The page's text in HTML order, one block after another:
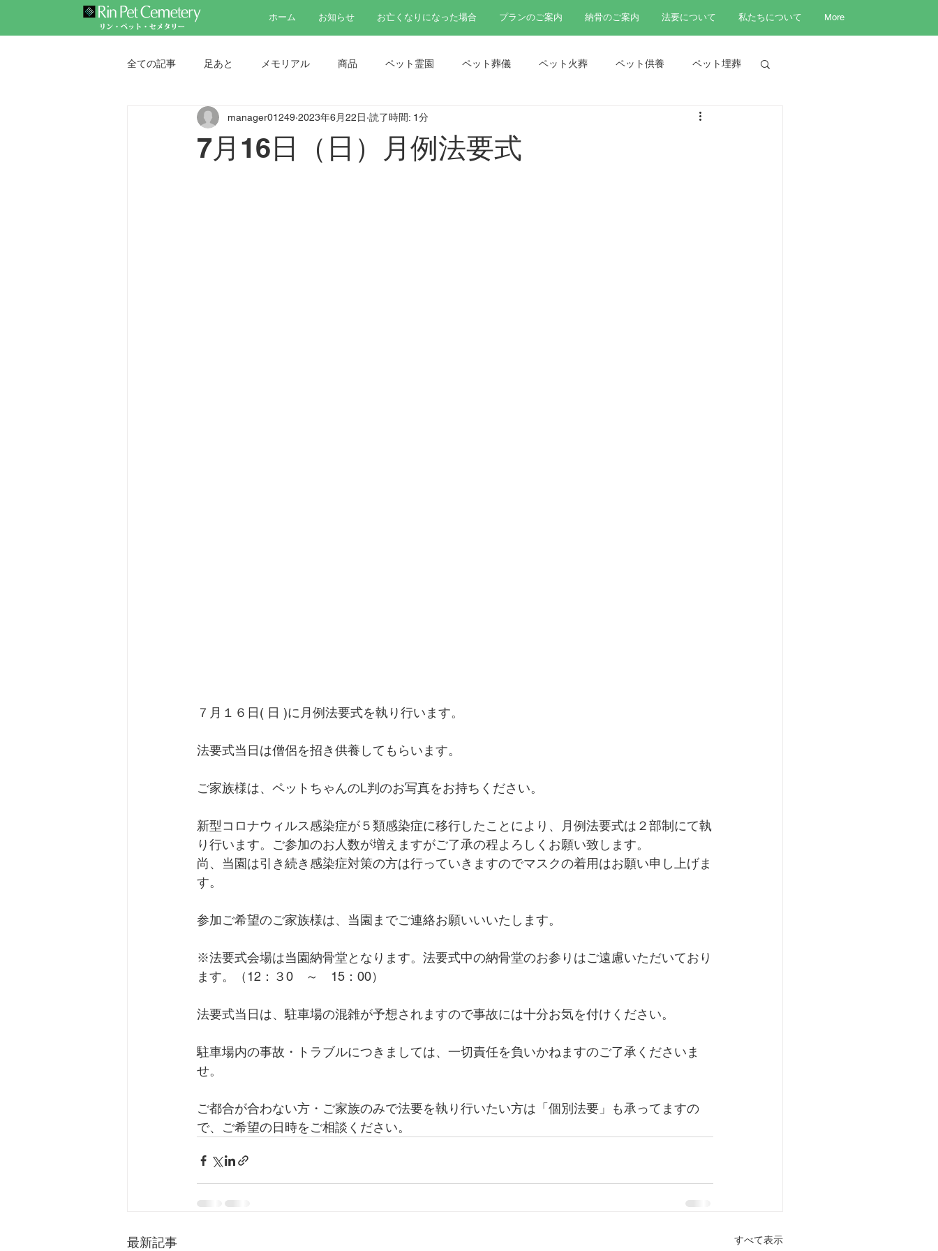
ホーム お知らせ お亡くなりになった場合 プランのご案内 納骨のご案内 法要について 私たちについて More
全ての記事 足あと メモリアル 商品 ペット霊園 ペット葬儀 ペット火葬 ペット供養 ペット埋葬
ペット墓地 ペット納骨堂 ペット法要 ペット分骨
7月16日（日）月例法要式
manager01249 2023年6月22日 読了時間: 1分
７月１６日( 日 )に月例法要式を執り行います。
法要式当日は僧侶を招き供養してもらいます。
ご家族様は、ペットちゃんのL判のお写真をお持ちください。
新型コロナウィルス感染症が５類感染症に移行したことにより、月例法要式は２部制にて執
り行います。ご参加のお人数が増えますがご了承の程よろしくお願い致します。
尚、当園は引き続き感染症対策の方は行っていきますのでマスクの着用はお願い申し上げま
す。
参加ご希望のご家族様は、当園までご連絡お願いいいたします。
※法要式会場は当園納骨堂となります。法要式中の納骨堂のお参りはご遠慮いただいており
ます。（12：３0　～　15：00）
法要式当日は、駐車場の混雑が予想されますので事故には十分お気を付けください。
駐車場内の事故・トラブルにつきましては、一切責任を負いかねますのご了承くださいま
せ。
ご都合が合わない方・ご家族のみで法要を執り行いたい方は「個別法要」も承ってますの
で、ご希望の日時をご相談ください。
最新記事 すべて表示